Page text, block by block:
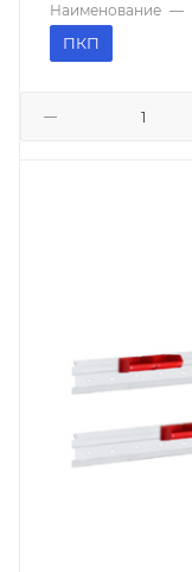
Наименование —
ПКП